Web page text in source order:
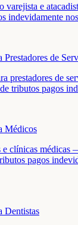
varejista e
indevidamente
de
prestadores de
tributos pagos
Médicos
e clínicas médicas
pagos
Dentistas